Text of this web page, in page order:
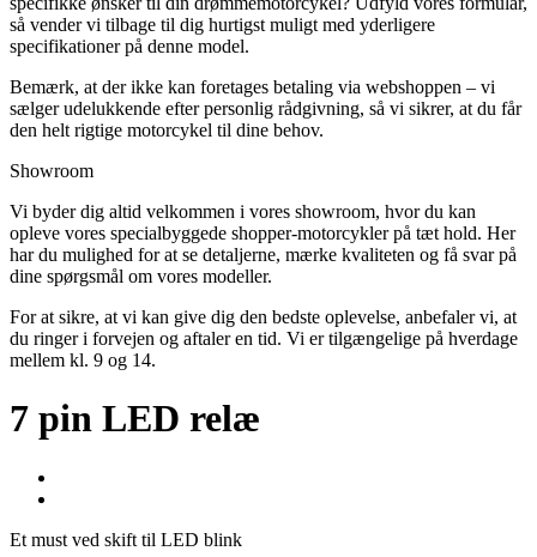
så vender vi tilbage til dig hurtigst muligt med yderligere
specifikationer på denne model.
Bemærk, at der ikke kan foretages betaling via webshoppen – vi
sælger udelukkende efter personlig rådgivning, så vi sikrer, at du får
den helt rigtige motorcykel til dine behov.
Showroom
Vi byder dig altid velkommen i vores showroom, hvor du kan
opleve vores specialbyggede shopper-motorcykler på tæt hold. Her
har du mulighed for at se detaljerne, mærke kvaliteten og få svar på
dine spørgsmål om vores modeller.
For at sikre, at vi kan give dig den bedste oplevelse, anbefaler vi, at
du ringer i forvejen og aftaler en tid. Vi er tilgængelige på hverdage
mellem kl. 9 og 14.
7 pin LED relæ
Et must ved skift til LED blink